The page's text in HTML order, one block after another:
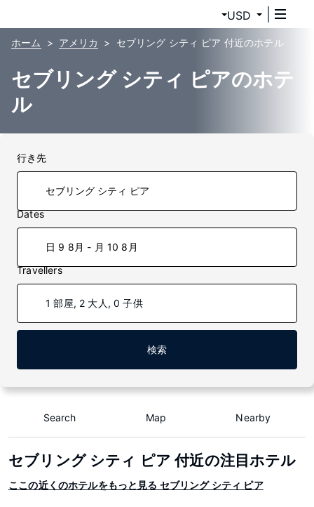
USD
ホーム アメリカ セブリング シティ ピア 付近のホテル
セブリング シティ ピアのホテ
ル
行き先
Dates
日 9 8月 - 月 10 8月
Travellers
1 部屋, 2 大人, 0 子供
検索
Search Map Nearby
セブリング シティ ピア 付近の注目ホテル
ここの近くのホテルをもっと見る セブリング シティ ピア